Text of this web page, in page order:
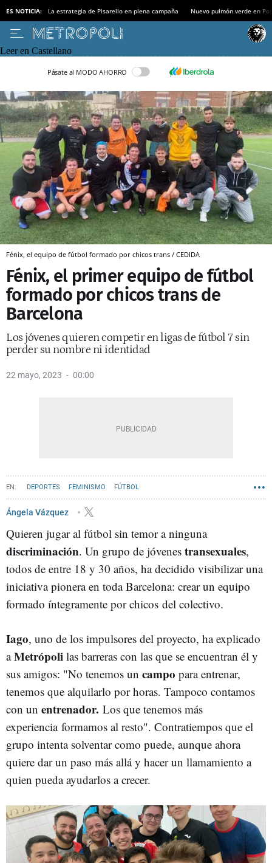
ES NOTICIA: La estrategia de Pisarello en plena campaña Nuevo pulmón verde en
Leer en Castellano
Pásate al MODO AHORRO
Fénix, el equipo de fútbol formado por chicos trans / CEDIDA
Fénix, el primer equipo de fútbol
formado por chicos trans de
Barcelona
Los jóvenes quieren competir en ligas de fútbol 7 sin
perder su nombre ni identidad
22 mayo, 2023 00:00
DEPORTES FEMINISMO FÚTBOL
Ángela Vázquez
Quieren jugar al fútbol sin temor a ninguna
discriminación. Un grupo de jóvenes transexuales,
todos de entre 18 y 30 años, ha decidido visibilizar una
iniciativa pionera en toda Barcelona: crear un equipo
formado íntegramente por chicos del colectivo.
Iago, uno de los impulsores del proyecto, ha explicado
aMetrópoli las barreras con las que se encuentran él y
sus amigos: "No tenemos un campo para entrenar,
tenemos que alquilarlo por horas. Tampoco contamos
con un entrenador. Los que tenemos más
experiencia formamos al resto". Contratiempos que el
grupo intenta solventar como puede, aunque ahora
quiere dar un paso más allá y hacer un llamamiento a
quien pueda ayudarlos a crecer.